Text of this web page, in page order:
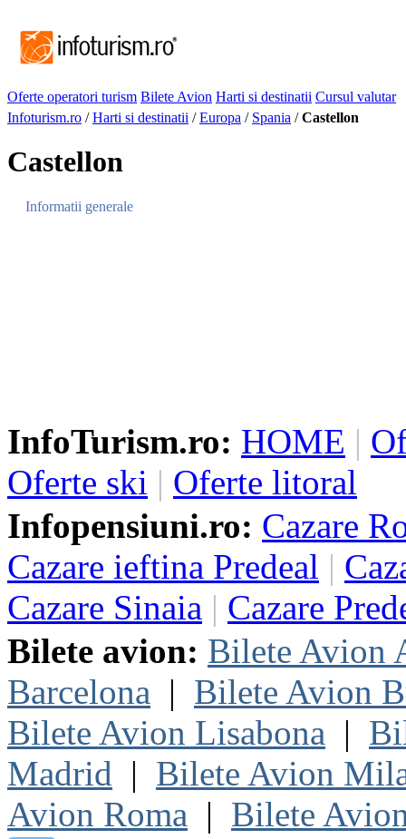
Oferte operatori turism Bilete Avion Harti si destinatii Cursul valutar
Infoturism.ro /Harti si destinatii /Europa / Spania /Castellon
Castellon
Informatii generale
InfoTurism.ro: HOME |
Oferte ski | Oferte litoral
Infopensiuni.ro: Cazare
Cazare ieftina Predeal |
Cazare Sinaia | Cazare
Bilete avion: Bilete Avion
Barcelona | Bilete Avion
Bilete Avion Lisabona |
Madrid | Bilete Avion
Avion Roma | Bilete